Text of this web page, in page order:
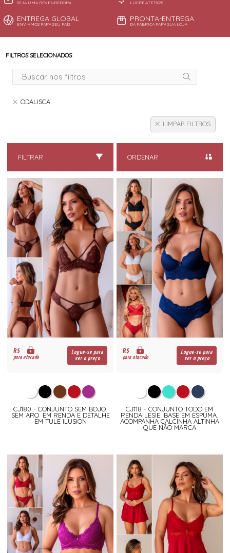
SEJA UMA REVENDEDORA LUCRE ATÉ 150%
ENTREGA GLOBAL
ENVIAMOS PARA SEU PAÍS
PRONTA-ENTREGA
DA FÁBRICA PARA SUA LOJA
FILTROS SELECIONADOS
ODALISCA
LIMPAR FILTROS
FILTRAR ORDENAR
R$
para atacado
Logue-se para
ver o preço
CJ180 - CONJUNTO SEM BOJO.
SEM ARO. EM RENDA E DETALHE
EM TULE ILUSION
R$
para atacado
Logue-se para
ver o preço
CJ118 - CONJUNTO TODO EM
RENDA LESIE. BASE EM ESPUMA.
ACOMPANHA CALCINHA ALTINHA
QUE NÃO MARCA